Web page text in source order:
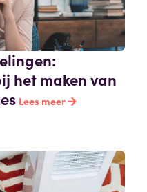
het maken van
Lees meer